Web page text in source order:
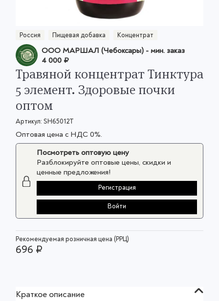
Россия Пищевая добавка Концентрат
ООО МАРШАЛ (Чебоксары) - мин. заказ
4 000 ₽
Травяной концентрат Тинктура
5 элемент. Здоровые почки
оптом
Артикул: SH65012T
Оптовая цена с НДС 0%.
Посмотреть оптовую цену
Разблокируйте оптовые цены, скидки и
ценные предложения!
Регистрация
Войти
Рекомендуемая розничная цена (РРЦ)
696 ₽
Краткое описание